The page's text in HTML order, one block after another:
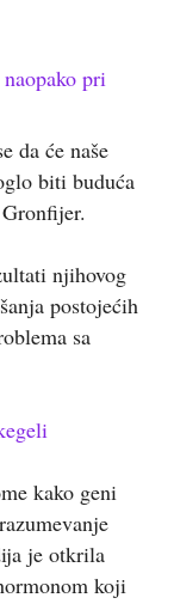
pri
da će naše
biti buduća
njihovog
postojećih
sa
kako geni
je otkrila
koji